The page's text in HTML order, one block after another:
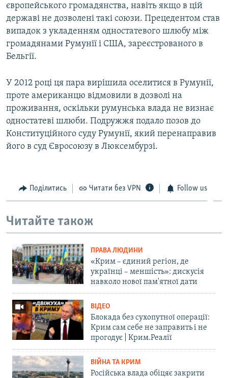
європейського громадянства, навіть якщо в цій
державі не дозволені такі союзи. Прецедентом став
випадок з укладенням одностатевого шлюбу між
громадянами Румунії і США, зареєстрованого в
Бельгії.
У 2012 році ця пара вирішила оселитися в Румунії,
проте американцю відмовили в дозволі на
проживання, оскільки румунська влада не визнає
одностатеві шлюби. Подружжя подало позов до
Конституційного суду Румунії, який перенаправив
його в суд Євросоюзу в Люксембурзі.
Поділитись Читати без VPN Follow us
Читайте також
ПРАВА ЛЮДИНИ
«Крим – єдиний регіон, де
українці – меншість»: дискусія
навколо нової пам'ятної дати
ВІДЕО
Блокада без сухопутної операції:
Крим сам себе не заправить і не
прогодує | Крим.Реалії
ВІЙНА ТА КРИМ
Російська влада обіцяє закрити